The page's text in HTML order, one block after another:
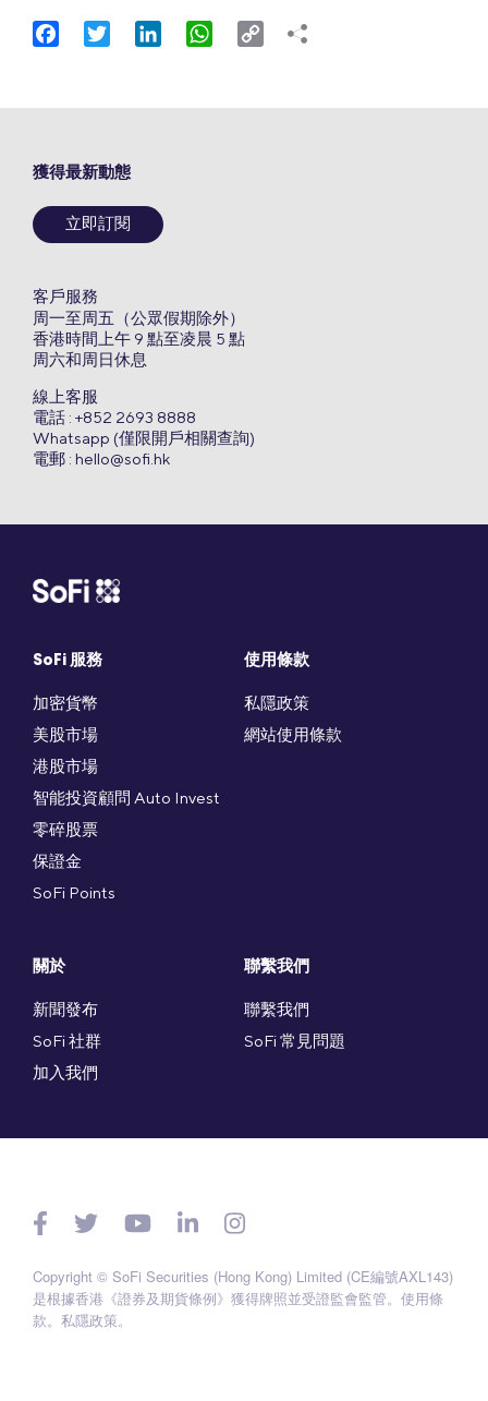
FacebookTwitter LinkedIn WhatsApp
Copy
SoFi 服務
加密貨幣
美股市場
港股市場
智能投資顧問 Auto Invest
零碎股票
保證金
SoFi Points
使用條款
私隱政策
網站使用條款
關於
新聞發布
SoFi 社群
加入我們
聯繫我們
聯繫我們
SoFi 常見問題
獲得最新動態
立即訂閱
客戶服務
周一至周五（公眾假期除外）
香港時間上午 9 點至凌晨 5 點
周六和周日休息
線上客服
電話 : +852 2693 8888
Whatsapp (僅限開戶相關查詢)
電郵 : hello@sofi.hk
Copyright © SoFi Securities (Hong Kong) Limited (CE編號AXL143)
是根據香港《證券及期貨條例》獲得牌照並受證監會監管。 使用條
款。 私隱政策。